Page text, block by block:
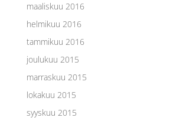
maaliskuu 2016
helmikuu 2016
tammikuu 2016
joulukuu 2015
marraskuu 2015
lokakuu 2015
syyskuu 2015